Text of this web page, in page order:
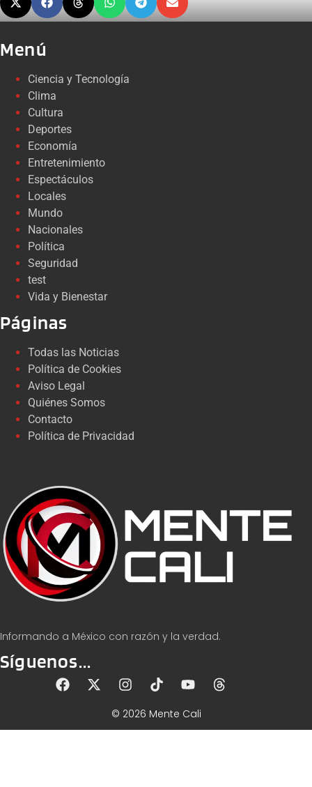
Informando a México con razón y la verdad.
Síguenos...
Menú
Ciencia y Tecnología
Clima
Cultura
Deportes
Economía
Entretenimiento
Espectáculos
Locales
Mundo
Nacionales
Política
Seguridad
test
Vida y Bienestar
Páginas
Todas las Noticias
Política de Cookies
Aviso Legal
Quiénes Somos
Contacto
Política de Privacidad
© 2026 Mente Cali